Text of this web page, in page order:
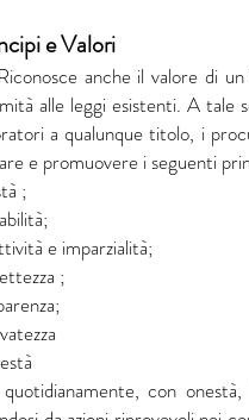
e Valori
anche il valore di
alle leggi esistenti. A tale
a qualunque titolo, i
e promuovere i seguenti
;
e imparzialità;
;
con